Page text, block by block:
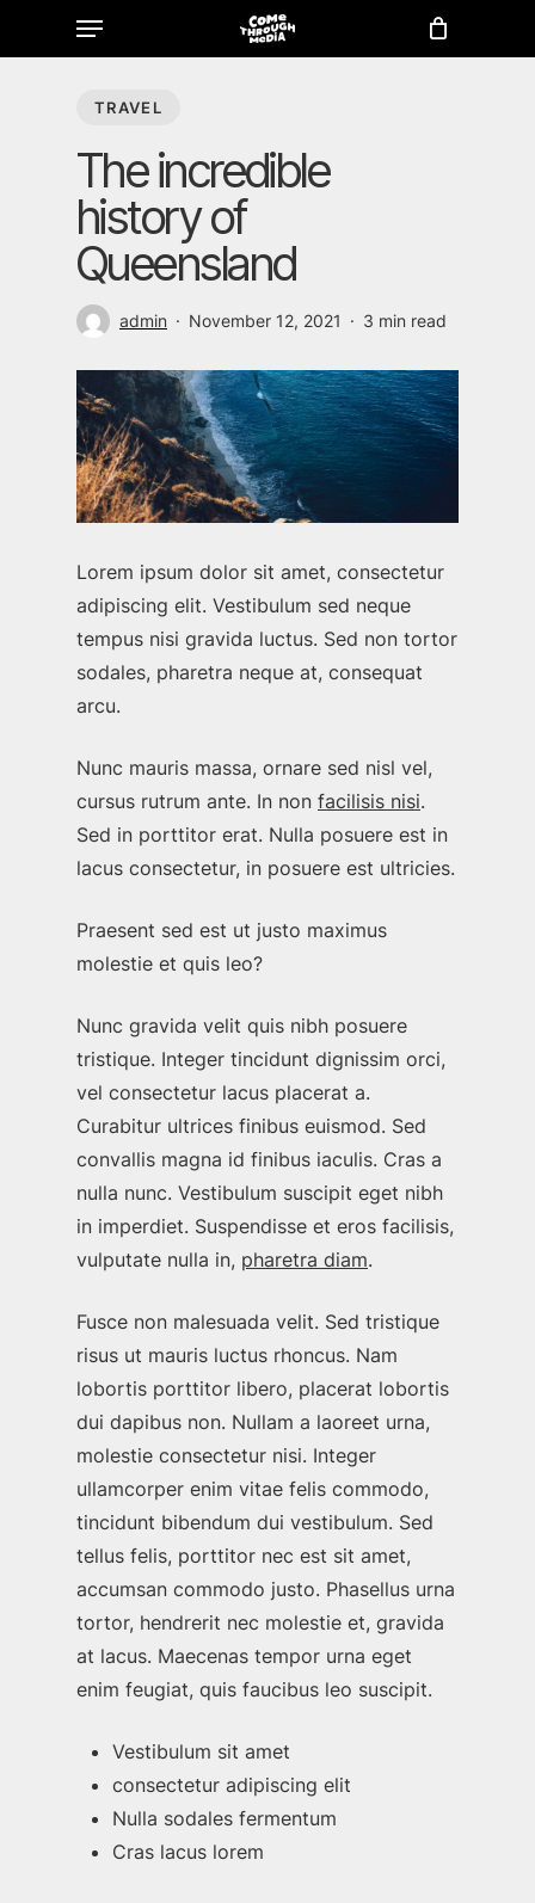
Menu
TRAVEL
The incredible
history of
Queensland
admin November 12, 2021 3 min read
Lorem ipsum dolor sit amet, consectetur
adipiscing elit. Vestibulum sed neque
tempus nisi gravida luctus. Sed non tortor
sodales, pharetra neque at, consequat
arcu.
Nunc mauris massa, ornare sed nisl vel,
cursus rutrum ante. In non facilisis nisi.
Sed in porttitor erat. Nulla posuere est in
lacus consectetur, in posuere est ultricies.
Praesent sed est ut justo maximus
molestie et quis leo?
Nunc gravida velit quis nibh posuere
tristique. Integer tincidunt dignissim orci,
vel consectetur lacus placerat a.
Curabitur ultrices finibus euismod. Sed
convallis magna id finibus iaculis. Cras a
nulla nunc. Vestibulum suscipit eget nibh
in imperdiet. Suspendisse et eros facilisis,
vulputate nulla in, pharetra diam.
Fusce non malesuada velit. Sed tristique
risus ut mauris luctus rhoncus. Nam
lobortis porttitor libero, placerat lobortis
dui dapibus non. Nullam a laoreet urna,
molestie consectetur nisi. Integer
ullamcorper enim vitae felis commodo,
tincidunt bibendum dui vestibulum. Sed
tellus felis, porttitor nec est sit amet,
accumsan commodo justo. Phasellus urna
tortor, hendrerit nec molestie et, gravida
at lacus. Maecenas tempor urna eget
enim feugiat, quis faucibus leo suscipit.
Vestibulum sit amet
consectetur adipiscing elit
Nulla sodales fermentum
Cras lacus lorem